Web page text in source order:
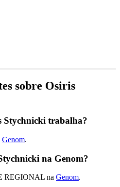
sobre Osiris
Stychnicki trabalha?
Genom.
na Genom?
REGIONAL na Genom.